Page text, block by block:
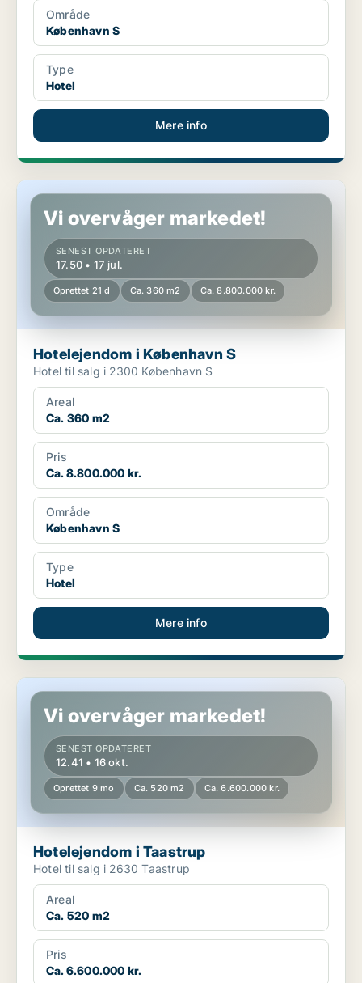
Område
København S
Type
Hotel
Mere info
Hotelejendom i København S
Vi overvåger markedet!
SENEST OPDATERET
17.50 • 17 jul.
Oprettet 21 d Ca. 360 m2 Ca. 8.800.000 kr.
Hotelejendom i København S
Hotel til salg i 2300 København S
Areal
Ca. 360 m2
Pris
Ca. 8.800.000 kr.
Område
København S
Type
Hotel
Mere info
Hotelejendom i Taastrup
Vi overvåger markedet!
SENEST OPDATERET
12.41 • 16 okt.
Oprettet 9 mo Ca. 520 m2 Ca. 6.600.000 kr.
Hotelejendom i Taastrup
Hotel til salg i 2630 Taastrup
Areal
Ca. 520 m2
Pris
Ca. 6.600.000 kr.